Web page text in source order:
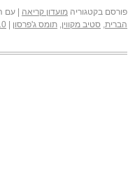
פורסם בקטגוריה מועדון קריאה עם
הברית, סטיב מקווין, תומס ג'פרסון 10